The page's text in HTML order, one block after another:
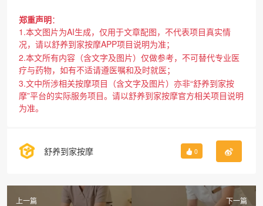
郑重声明：
1.本文图片为AI生成，仅用于文章配图，不代表项目真实情
况，请以舒养到家按摩APP项目说明为准；
2.本文所有内容（含文字及图片）仅做参考，不可替代专业医
疗与药物，如有不适请遵医嘱和及时就医；
3.文中所涉相关按摩项目（含文字及图片）亦非“舒养到家按
摩”平台的实际服务项目。请以舒养到家按摩官方相关项目说明
为准。
舒养到家按摩 0
上一篇
下一篇